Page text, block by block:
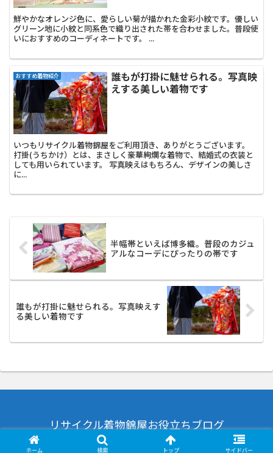
鮮やかなオレンジ色に、愛らしい菊が描かれた金彩小紋です。優しい
グリーン地に小紋と同系色で織り出された帯を合わせました。普段使
いにおすすめのコーディネートです。 ...
おすすめ着物紹介
誰もが打掛に魅せられる。写真映
えする美しい着物です
いつもリサイクル着物錦屋をご利用頂き、ありがとうございます。
打掛(うちかけ）とは、まさしく豪華絢爛な着物で、結婚式の衣装と
しても用いられています。 写真映えはもちろん、デザインの美しさ
に...
半幅帯といえば博多織。普段のカジュ
アルなコーデにぴったりの帯です
誰もが打掛に魅せられる。写真映えす
る美しい着物です
リサイクル着物錦屋お役立ちブログ
© 2010-2026 リサイクル着物錦屋お役立ちブログ.
ホーム 検索 トップ サイドバー